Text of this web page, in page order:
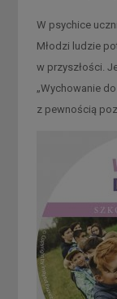
W psychice
Młodzi ludzie
w przyszłości.
„Wychowanie
z pewnością